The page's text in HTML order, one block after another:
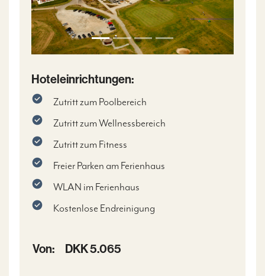
Hoteleinrichtungen:
Zutritt zum Poolbereich
Zutritt zum Wellnessbereich
Zutritt zum Fitness
Freier Parken am Ferienhaus
WLAN im Ferienhaus
Kostenlose Endreinigung
Von: DKK 5.065